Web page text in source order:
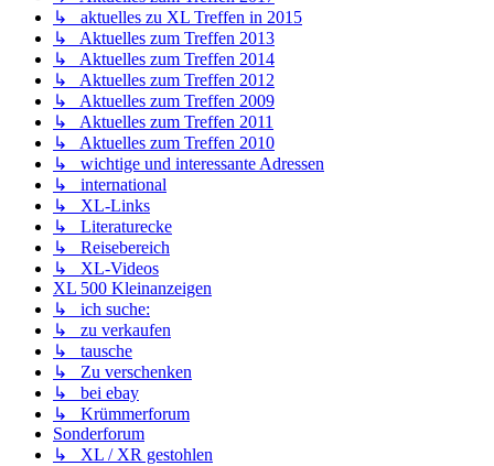
↳ aktuelles zu XL Treffen in 2015
↳ Aktuelles zum Treffen 2013
↳ Aktuelles zum Treffen 2014
↳ Aktuelles zum Treffen 2012
↳ Aktuelles zum Treffen 2009
↳ Aktuelles zum Treffen 2011
↳ Aktuelles zum Treffen 2010
↳ wichtige und interessante Adressen
↳ international
↳ XL-Links
↳ Literaturecke
↳ Reisebereich
↳ XL-Videos
XL 500 Kleinanzeigen
↳ ich suche:
↳ zu verkaufen
↳ tausche
↳ Zu verschenken
↳ bei ebay
↳ Krümmerforum
Sonderforum
↳ XL / XR gestohlen